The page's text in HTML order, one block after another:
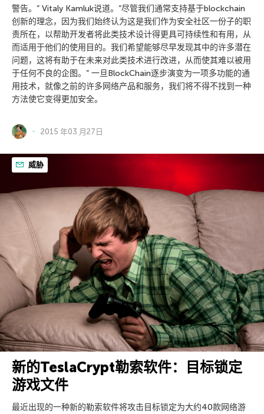
警告。” Vitaly Kamluk说道。”尽管我们通常支持基于blockchain
创新的理念，因为我们始终认为这是我们作为安全社区一份子的职
责所在，以帮助开发者将此类技术设计得更具可持续性和有用，从
而适用于他们的使用目的。我们希望能够尽早发现其中的许多潜在
问题，这将有助于在未来对此类技术进行改进，从而使其难以被用
于任何不良的企图。” 一旦BlockChain逐步演变为一项多功能的通
用技术，就像之前的许多网络产品和服务，我们将不得不找到一种
方法使它变得更加安全。
2015 年03 月27日
威胁
新的TeslaCrypt勒索软件：目标锁定
游戏文件
最近出现的一种新的勒索软件将攻击目标锁定为大约40款网络游